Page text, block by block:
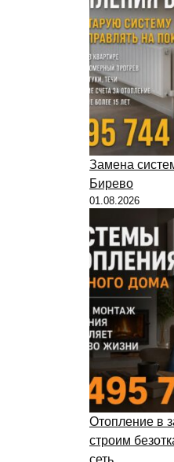
Замена
Бирево
01.08.2026
Отопление в
строим
сеть